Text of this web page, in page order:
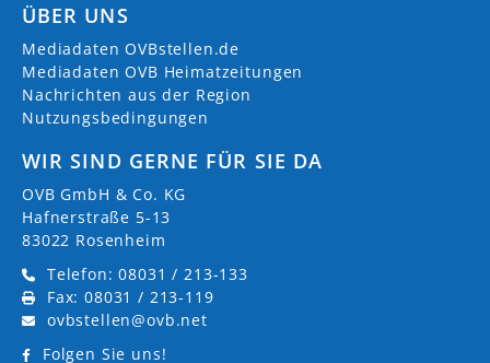
ÜBER UNS
Mediadaten OVBstellen.de
Mediadaten OVB Heimatzeitungen
Nachrichten aus der Region
Nutzungsbedingungen
WIR SIND GERNE FÜR SIE DA
OVB GmbH & Co. KG
Hafnerstraße 5-13
83022 Rosenheim
Telefon: 08031 / 213-133
Fax: 08031 / 213-119
ovbstellen@ovb.net
Folgen Sie uns!